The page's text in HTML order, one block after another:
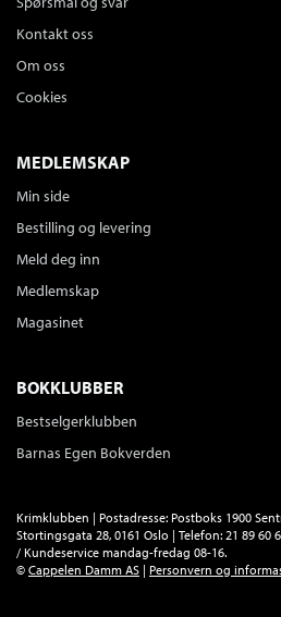
Kontakt oss
Om oss
Cookies
MEDLEMSKAP
Min side
Bestilling og levering
Meld deg inn
Medlemskap
Magasinet
BOKKLUBBER
Bestselgerklubben
Barnas Egen Bokverden
Krimklubben | Postadresse: Postboks 1900
Stortingsgata 28, 0161 Oslo | Telefon: 21 89
/ Kundeservice mandag-fredag 08-16.
© Cappelen Damm AS | Personvern og